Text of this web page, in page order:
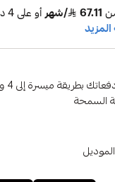
السمحة